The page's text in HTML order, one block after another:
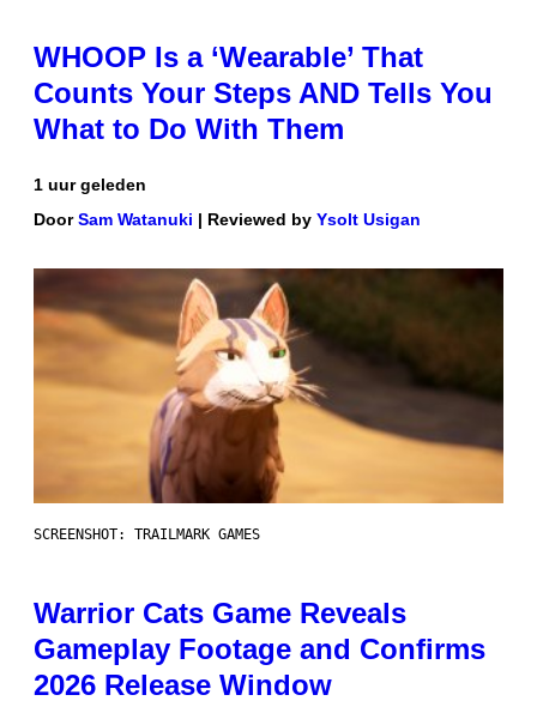
WHOOP Is a ‘Wearable’ That
Counts Your Steps AND Tells You
What to Do With Them
1 uur geleden
DoorSam Watanuki | Reviewed by Ysolt Usigan
SCREENSHOT: TRAILMARK GAMES
Warrior Cats Game Reveals
Gameplay Footage and Confirms
2026 Release Window